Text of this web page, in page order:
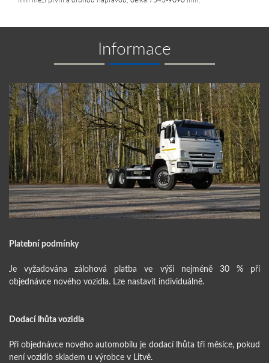
Informace
Platební podmínky
Je vyžadována zálohová platba ve výši nejméně 30 % při
objednávce nového vozidla. Lze nastavit individuálně.
Dodací lhůta vozidla
Při objednávce nového automobilu je dodací lhůta tři měsíce, pokud
není vozidlo skladem u výrobce v Litvě.